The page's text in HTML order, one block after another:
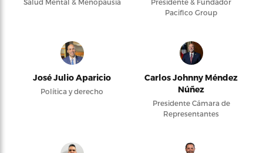
Salud Mental & Menopausia
Presidente & Fundador
Pacifico Group
José Julio Aparicio
Política y derecho
Carlos Johnny Méndez
Núñez
Presidente Cámara de
Representantes